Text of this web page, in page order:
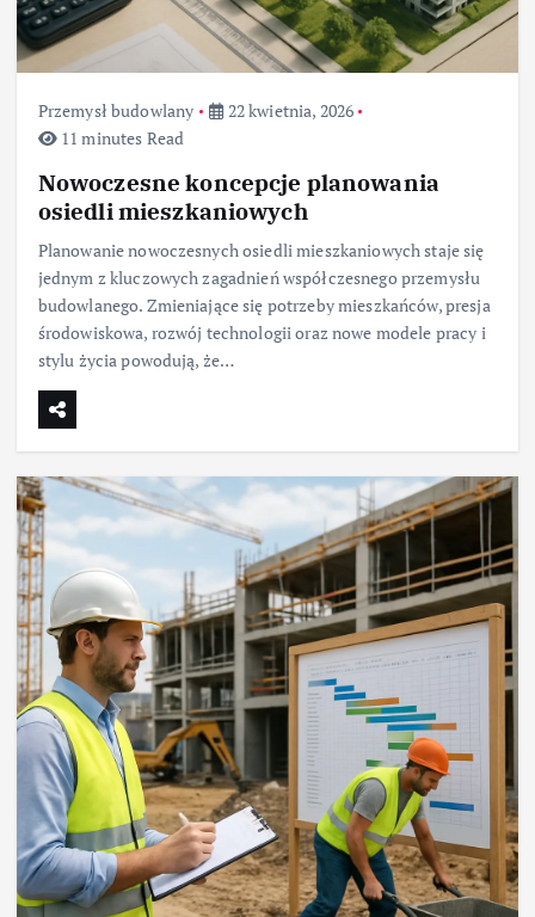
Przemysł budowlany
22 kwietnia, 2026
11 minutes Read
Nowoczesne koncepcje planowania
osiedli mieszkaniowych
Planowanie nowoczesnych osiedli mieszkaniowych staje się
jednym z kluczowych zagadnień współczesnego przemysłu
budowlanego. Zmieniające się potrzeby mieszkańców, presja
środowiskowa, rozwój technologii oraz nowe modele pracy i
stylu życia powodują, że…